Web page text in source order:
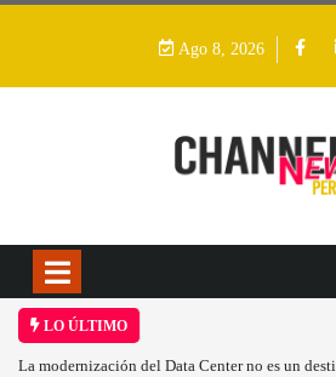
Ago 8, 2026
LO ÚLTIMO
en el Los ingresos por semiconductores